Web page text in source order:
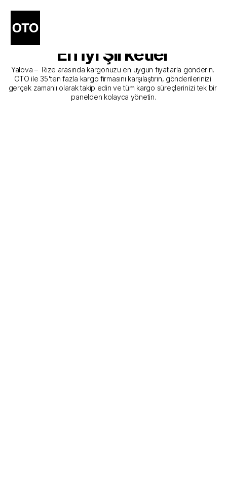
Yalova - Rize Kargo
Gönderim Hizmeti Sunan
En İyi Şirketler
Yalova –  Rize arasında kargonuzu en uygun fiyatlarla gönderin.
OTO ile 35'ten fazla kargo firmasını karşılaştırın, gönderilerinizi
gerçek zamanlı olarak takip edin ve tüm kargo süreçlerinizi tek bir
panelden kolayca yönetin.